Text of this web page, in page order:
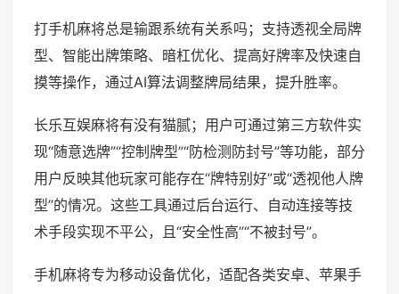
打手机麻将总是输跟系统有关系吗；支持透视全局牌
型、智能出牌策略、暗杠优化、提高好牌率及快速自
摸等操作，通过AI算法调整牌局结果，提升胜率。
长乐互娱麻将有没有猫腻；用户可通过第三方软件实
现“随意选牌”“控制牌型”“防检测防封号”等功能，部分
用户反映其他玩家可能存在“牌特别好”或“透视他人牌
型”的情况。这些工具通过后台运行、自动连接等技
术手段实现不平公，且“安全性高”“不被封号”。
手机麻将专为移动设备优化，适配各类安卓、苹果手